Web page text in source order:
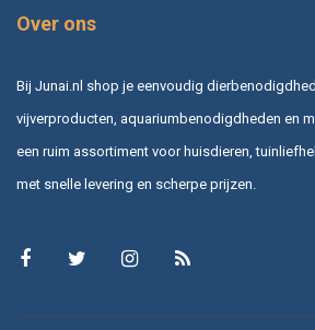
Over ons
Bij Junai.nl shop je eenvoudig
vijverproducten, aquariumbenodigdheden en
een ruim assortiment voor huisdieren,
met snelle levering en scherpe prijzen.